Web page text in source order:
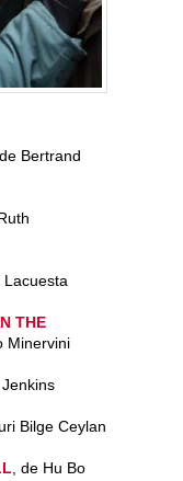
, de Bertrand
Lacuesta
THE
Minervini
Jenkins
Bilge Ceylan
, de Hu Bo